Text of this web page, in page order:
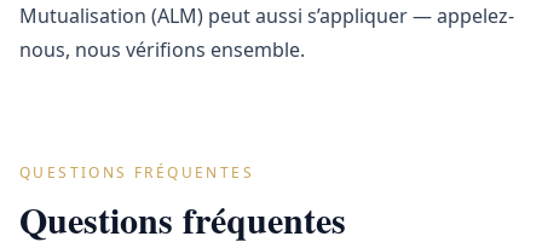
Mutualisation (ALM) peut aussi s’appliquer — appelez-
nous, nous vérifions ensemble.
QUESTIONS FRÉQUENTES
Questions fréquentes